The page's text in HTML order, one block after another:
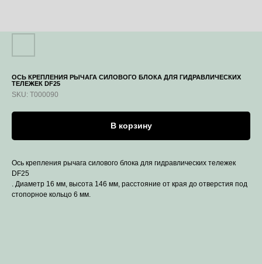
ОСЬ КРЕПЛЕНИЯ РЫЧАГА СИЛОВОГО БЛОКА ДЛЯ ГИДРАВЛИЧЕСКИХ
ТЕЛЕЖЕК DF25
SKU: T000090
В корзину
Ось крепления рычага силового блока для гидравлических тележек
DF25
. Диаметр 16 мм, высота 146 мм, расстояние от края до отверстия под
стопорное кольцо 6 мм.